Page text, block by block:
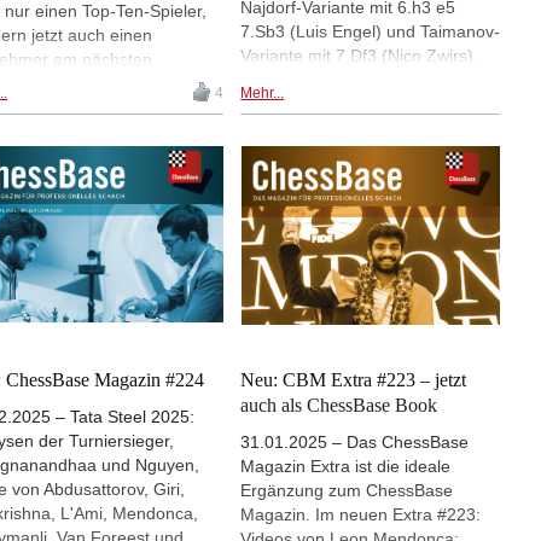
von Matthias Blübaum
Rogozencos Videobeitrag
anschauen - im
Format. Viel Vergnügen!
nur einen Top-Ten-Spieler,
jetzt auch einen
am nächsten
Vincent
in der Oktoberweltrangliste
einen Platz unter den Top
aber da er in der vorletzten
des Grand Swiss in
patzte, muss er
um ein Ticket fürs
kämpfen.
des Schicksals: Er patzte
Matthias Blübaum
zweiten Platz
den Platz unter
Kandidaten. | Foto:
Walusza
4
Najdorf-Variante mit 6.h3 e5
7.Sb3 (Luis Engel) und Taimanov-
Variante mit 7.Df3 (Nico Zwirs).
Anish Giri, Abhijeet Gupta,
Ftacnik, Surya Ganguly u.a.
Update-Service mit über 50.000
neuen Partien für Ihre
Datenbank. Das CBM Extra #226
ist auch als ChessBase Book im
Webbrowser auf iPad, Tablet,
Mac etc. nutzbar!
Mehr...
ChessBase Magazin #224
– Tata Steel 2025:
der Turniersieger,
und Nguyen,
von Abdusattorov, Giri,
L'Ami, Mendonca,
Neu: CBM Extra #223 – jetzt
auch als ChessBase Book
31.01.2025 – Das ChessBase
Magazin Extra ist die ideale
Ergänzung zum ChessBase
Magazin. Im neuen Extra #223: